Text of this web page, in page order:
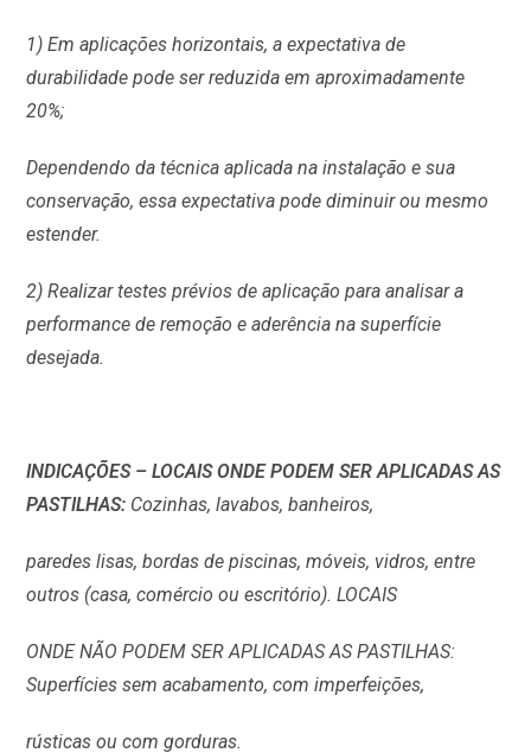
1) Em aplicações horizontais, a expectativa de
durabilidade pode ser reduzida em aproximadamente
20%;
Dependendo da técnica aplicada na instalação e sua
conservação, essa expectativa pode diminuir ou mesmo
estender.
2) Realizar testes prévios de aplicação para analisar a
performance de remoção e aderência na superfície
desejada.
INDICAÇÕES – LOCAIS ONDE PODEM SER APLICADAS AS
PASTILHAS: Cozinhas, lavabos, banheiros,
paredes lisas, bordas de piscinas, móveis, vidros, entre
outros (casa, comércio ou escritório). LOCAIS
ONDE NÃO PODEM SER APLICADAS AS PASTILHAS:
Superfícies sem acabamento, com imperfeições,
rústicas ou com gorduras.